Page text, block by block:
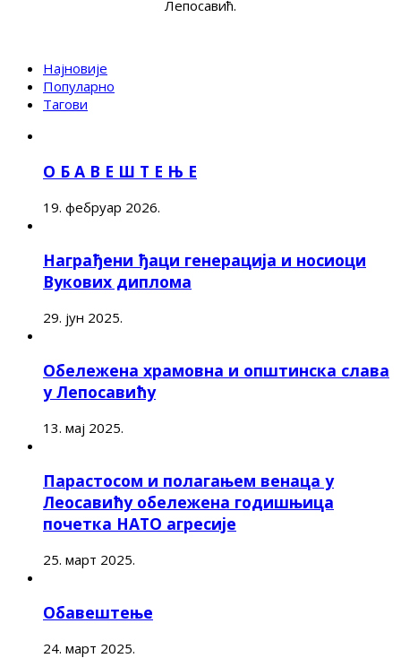
Лепосавић.
Најновије
Популарно
Тагови
О Б А В Е Ш Т Е Њ Е
19. фебруар 2026.
Награђени ђаци генерација и носиоци
Вукових диплома
29. јун 2025.
Обележена храмовна и општинска слава
у Лепосавићу
13. мај 2025.
Парастосом и полагањем венаца у
Леосавићу обележена годишњица
почетка НАТО агресије
25. март 2025.
Обавештење
24. март 2025.